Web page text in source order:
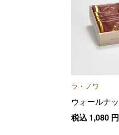
ラ・ノワ
ウォールナ
税込 1,080 円